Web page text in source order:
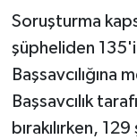
Soruşturma
şüpheliden 135'i
Başsavcılık
bırakılırken,